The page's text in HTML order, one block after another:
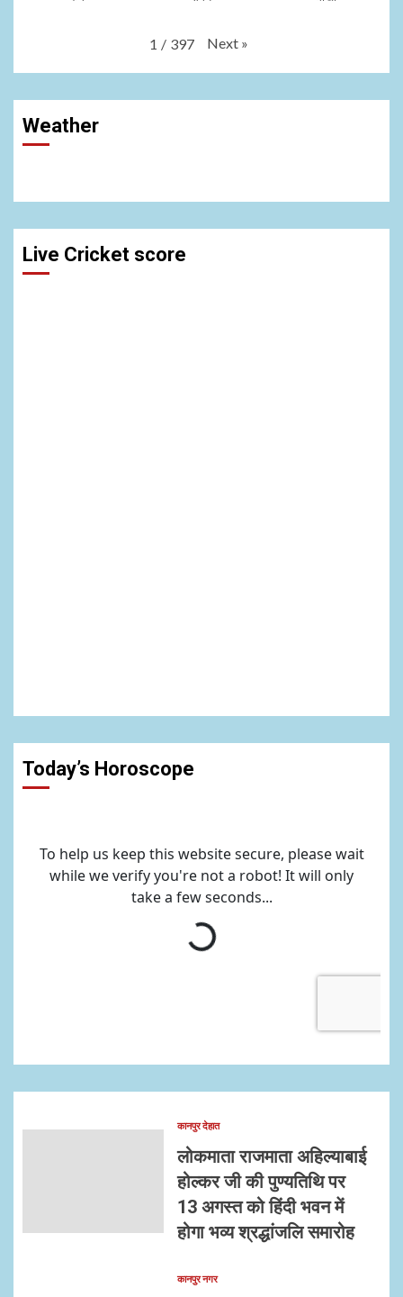
1 / 397 Next »
Weather
Live Cricket score
Today’s Horoscope
कानपुर देहात
लोकमाता राजमाता अहिल्याबाई
होल्कर जी की पुण्यतिथि पर
13 अगस्त को हिंदी भवन में
होगा भव्य श्रद्धांजलि समारोह
कानपुर नगर